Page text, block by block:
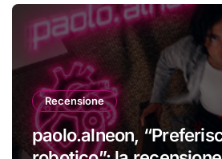
Recensione
paolo.alneon,